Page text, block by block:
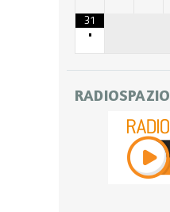
31
•
RADIOSPAZIO